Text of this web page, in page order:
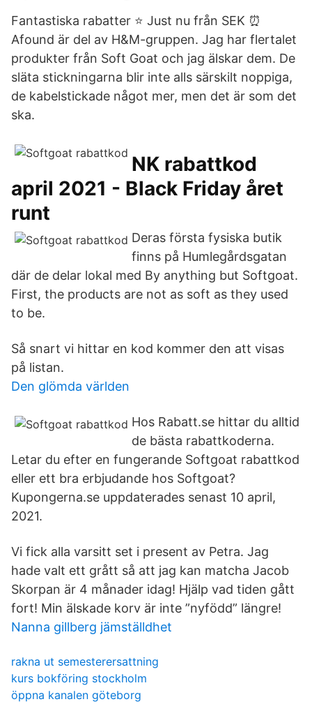
Fantastiska rabatter ⭐️ Just nu från SEK ⏰
Afound är del av H&M-gruppen. Jag har flertalet
produkter från Soft Goat och jag älskar dem. De
släta stickningarna blir inte alls särskilt noppiga,
de kabelstickade något mer, men det är som det
ska.
NK rabattkod
april 2021 - Black Friday året
runt
Deras första fysiska butik
finns på Humlegårdsgatan
där de delar lokal med By anything but Softgoat.
First, the products are not as soft as they used
to be.
Så snart vi hittar en kod kommer den att visas
på listan.
Den glömda världen
Hos Rabatt.se hittar du alltid
de bästa rabattkoderna.
Letar du efter en fungerande Softgoat rabattkod
eller ett bra erbjudande hos Softgoat?
Kupongerna.se uppdaterades senast 10 april,
2021.
Vi fick alla varsitt set i present av Petra. Jag
hade valt ett grått så att jag kan matcha Jacob
Skorpan är 4 månader idag! Hjälp vad tiden gått
fort! Min älskade korv är inte ”nyfödd” längre!
Nanna gillberg jämställdhet
rakna ut semesterersattning
kurs bokföring stockholm
öppna kanalen göteborg